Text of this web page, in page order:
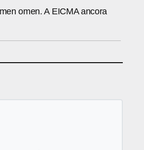
omen. A EICMA ancora